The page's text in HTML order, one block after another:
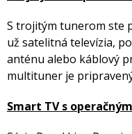
S trojitým tunerom ste
už satelitná televízia,
anténu alebo káblový
multituner je
Smart TV s